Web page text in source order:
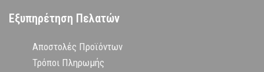
Εξυπηρέτηση Πελατών
Αποστολές Προϊόντων
Τρόποι Πληρωμής